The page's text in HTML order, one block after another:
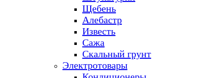
Щебень
Алебастр
Известь
Сажа
Скальный грунт
Электротовары